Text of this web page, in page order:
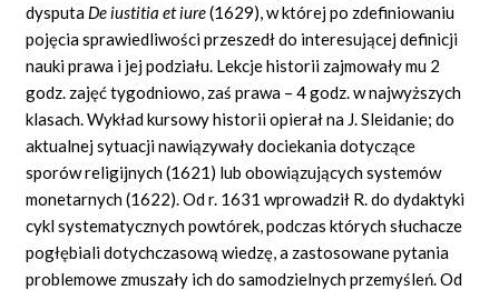
dysputa Deiustitiaet iure(1629), w której po zdefiniowaniu
pojęcia sprawiedliwości przeszedł do interesującej definicji
nauki prawa i jej podziału. Lekcje historii zajmowały mu 2
godz. zajęć tygodniowo, zaś prawa – 4 godz. w najwyższych
klasach. Wykład kursowy historii opierał na J. Sleidanie; do
aktualnej sytuacji nawiązywały dociekania dotyczące
sporów religijnych (1621) lub obowiązujących systemów
monetarnych (1622). Od r. 1631 wprowadził R. do dydaktyki
cykl systematycznych powtórek, podczas których słuchacze
pogłębiali dotychczasową wiedzę, a zastosowane pytania
problemowe zmuszały ich do samodzielnych przemyśleń. Od